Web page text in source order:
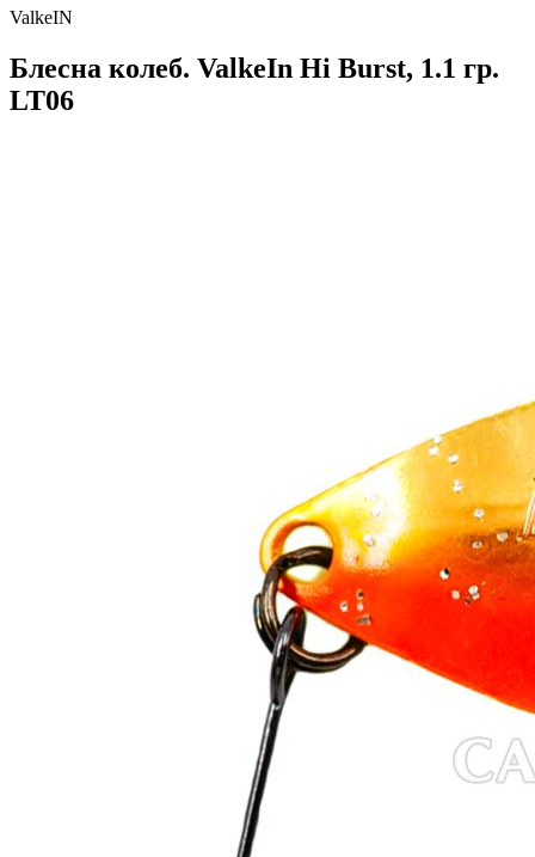
ValkeIN
Блесна колеб. ValkeIn Hi Burst, 1.1 гр.
LT06